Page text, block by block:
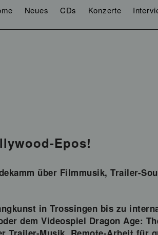
Neues CDs Konzerte
Epos!
über Filmmusik, Trailer-
in Trossingen bis zu
dem Videospiel Dragon Age: